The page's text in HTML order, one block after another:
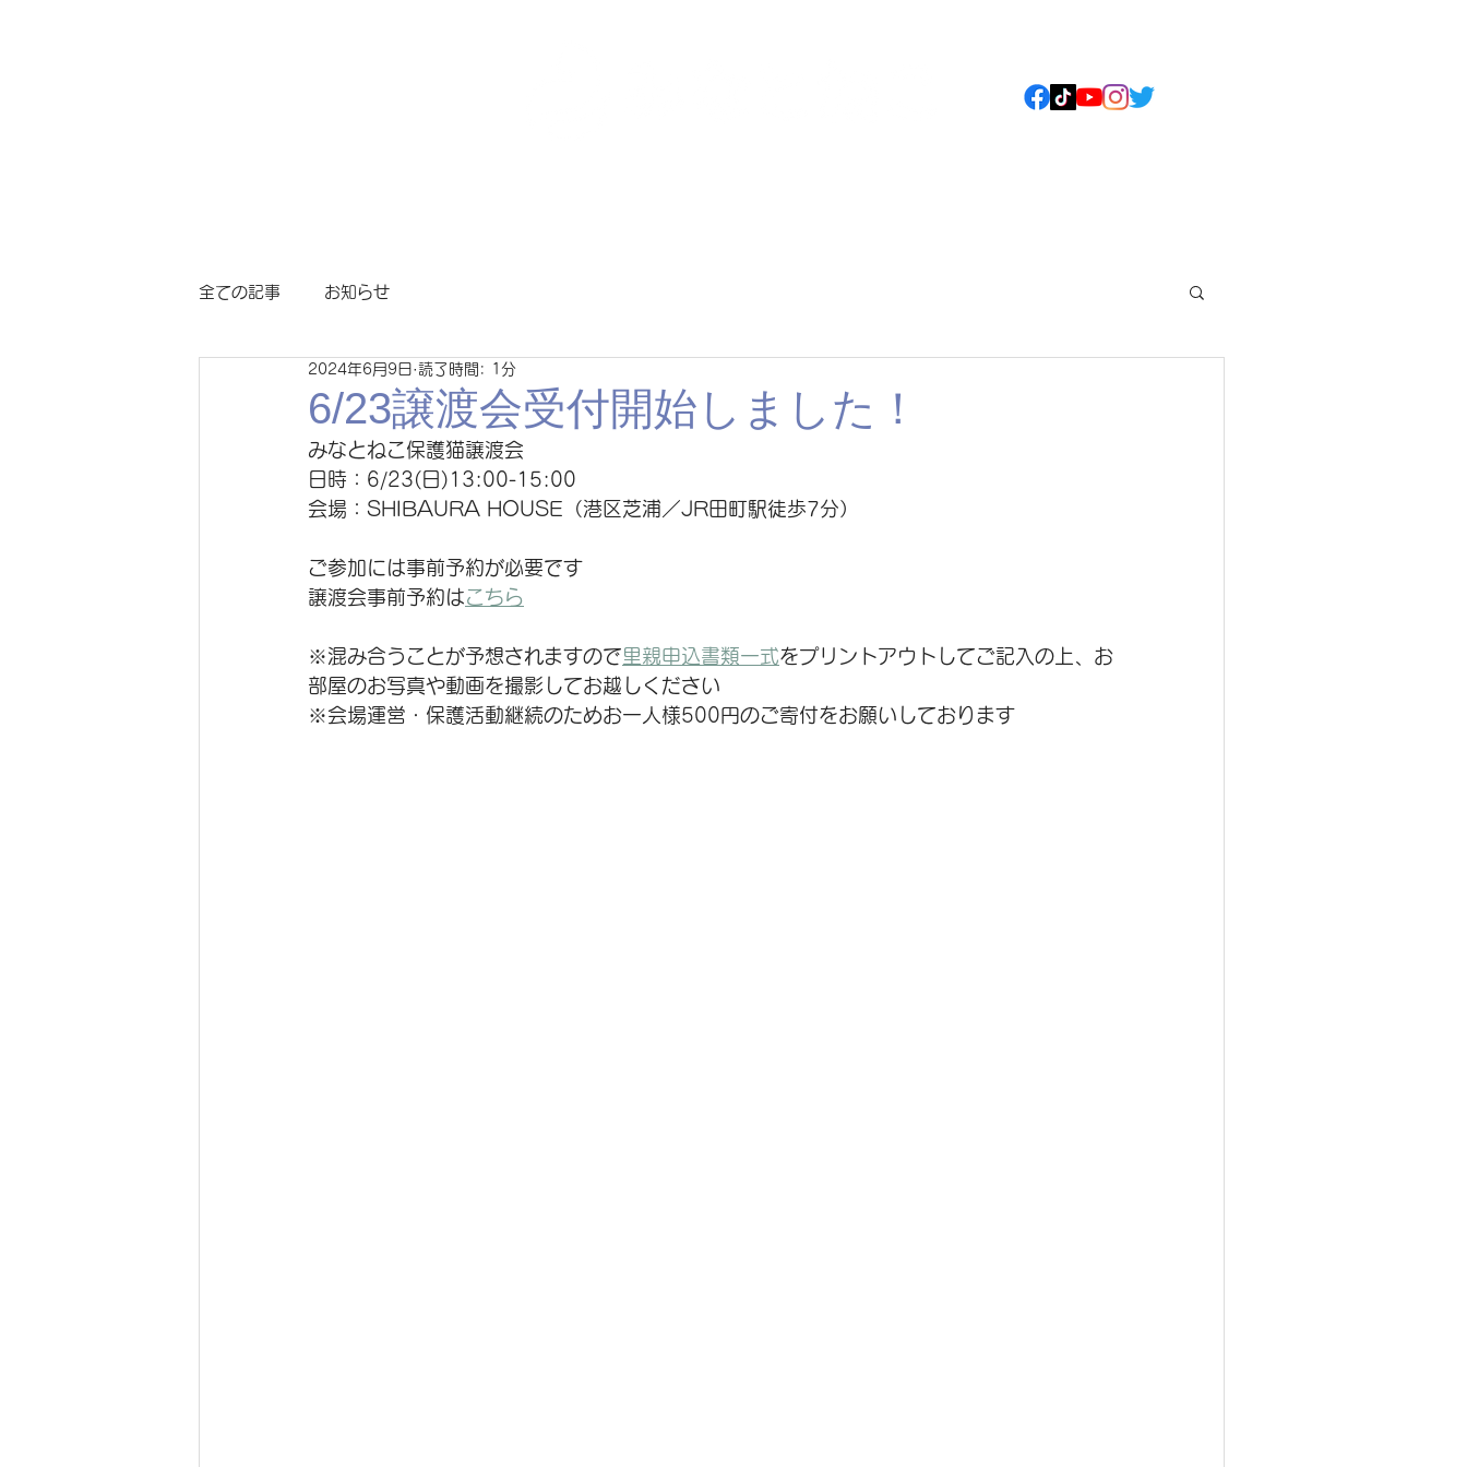
全ての記事 お知らせ
6/23譲渡会受付開始しました！
2024年6月9日 読了時間: 1分
みなとねこ保護猫譲渡会
日時：6/23(日)13:00-15:00
会場：SHIBAURA HOUSE（港区芝浦／JR田町駅徒歩7分）
ご参加には事前予約が必要です
譲渡会事前予約はこちら
※混み合うことが予想されますので里親申込書類一式をプリントアウトしてご記入の上、お
部屋のお写真や動画を撮影してお越しください
※会場運営・保護活動継続のためお一人様500円のご寄付をお願いしております